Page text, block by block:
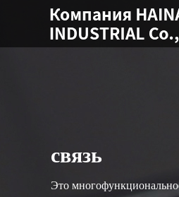
связь
Это